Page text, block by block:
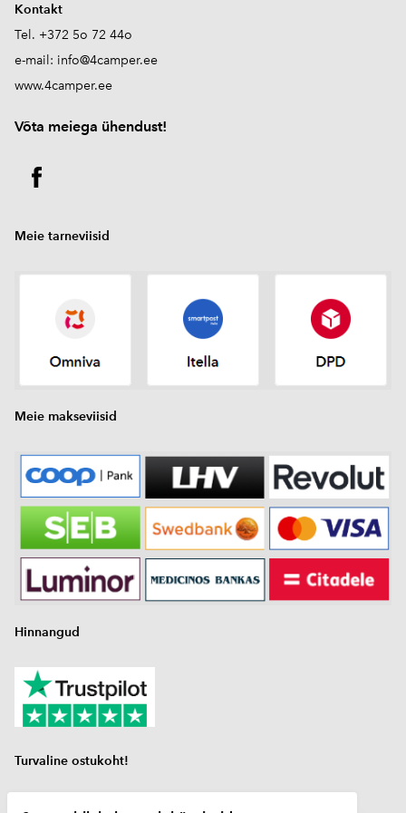
Kontakt
Tel. +372 5o 72 44o
e-mail: info@4camper.ee
www.4camper.ee
Võta meiega ühendust!
Meie tarneviisid
Meie makseviisid
Hinnangud
Turvaline ostukoht!